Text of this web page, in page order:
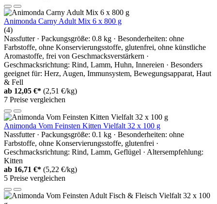
Animonda Carny Adult Mix 6 x 800 g
(4)
Nassfutter · Packungsgröße: 0.8 kg · Besonderheiten: ohne
Farbstoffe, ohne Konservierungsstoffe, glutenfrei, ohne künstliche
Aromastoffe, frei von Geschmacksverstärkern ·
Geschmacksrichtung: Rind, Lamm, Huhn, Innereien · Besonders
geeignet für: Herz, Augen, Immunsystem, Bewegungsapparat, Haut
& Fell
ab 12,05 €* (2,51 €/kg)
7 Preise vergleichen
Animonda Vom Feinsten Kitten Vielfalt 32 x 100 g
Nassfutter · Packungsgröße: 0.1 kg · Besonderheiten: ohne
Farbstoffe, ohne Konservierungsstoffe, glutenfrei ·
Geschmacksrichtung: Rind, Lamm, Geflügel · Altersempfehlung:
Kitten
ab 16,71 €* (5,22 €/kg)
5 Preise vergleichen